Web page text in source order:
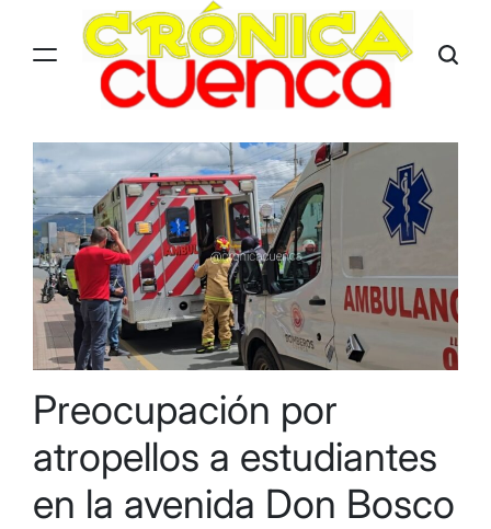
content
Preocupación por
atropellos a estudiantes
en la avenida Don Bosco